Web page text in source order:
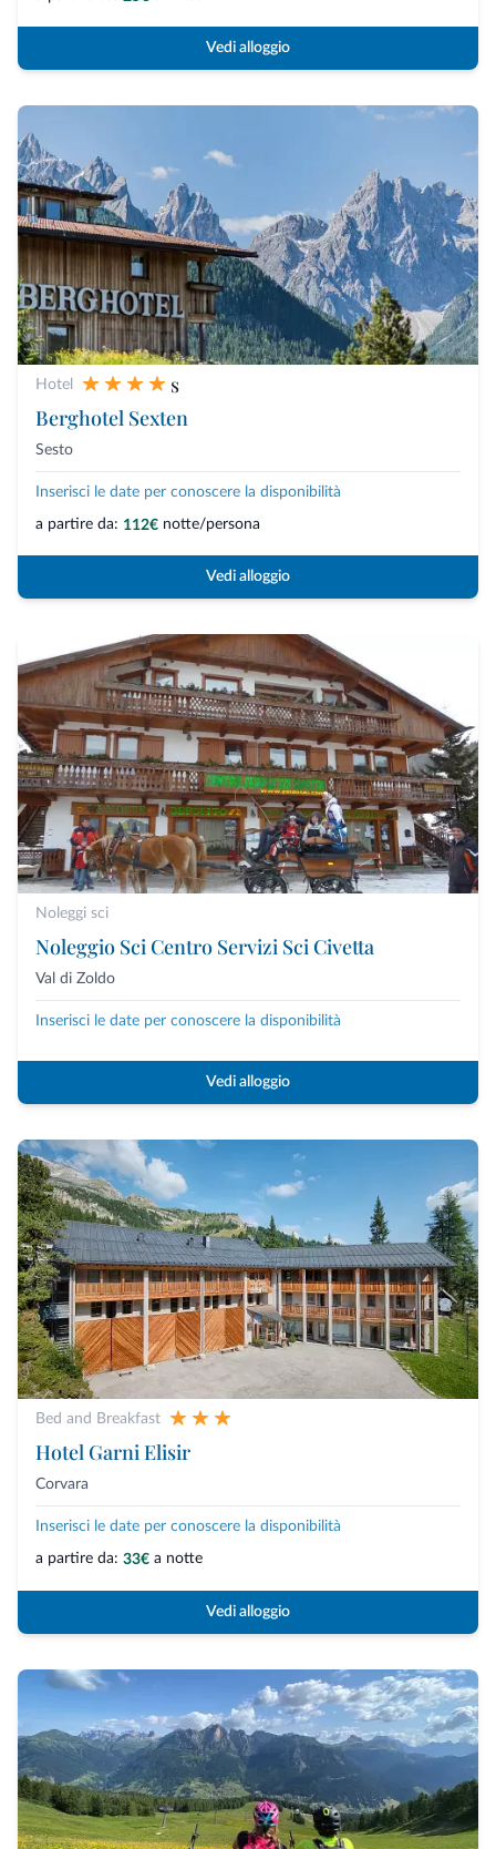
Vedi alloggio
Hotel
s
Berghotel Sexten
Sesto
Inserisci le date per conoscere la disponibilità
a partire da: 112€ notte/persona
Vedi alloggio
Noleggi sci
Noleggio Sci Centro Servizi Sci Civetta
Val di Zoldo
Inserisci le date per conoscere la disponibilità
Vedi alloggio
Bed and Breakfast
Hotel Garni Elisir
Corvara
Inserisci le date per conoscere la disponibilità
a partire da: 33€ a notte
Vedi alloggio